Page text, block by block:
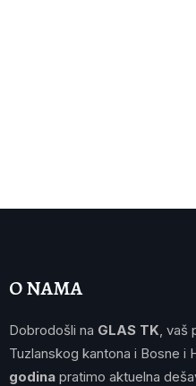
O NAMA
Dobrodošli na GLAS TK ,
Tuzlanskog kantona i Bosne i
godina pratimo aktuelna